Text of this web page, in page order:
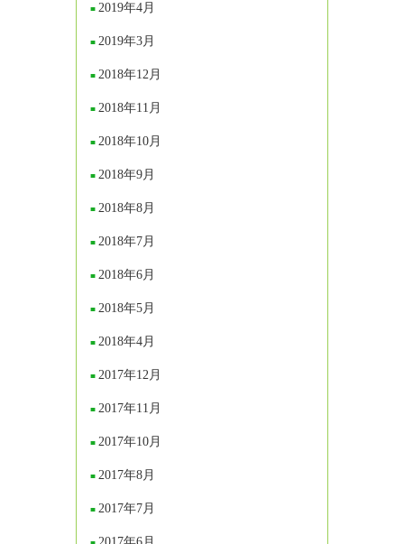
2019年4月
2019年3月
2018年12月
2018年11月
2018年10月
2018年9月
2018年8月
2018年7月
2018年6月
2018年5月
2018年4月
2017年12月
2017年11月
2017年10月
2017年8月
2017年7月